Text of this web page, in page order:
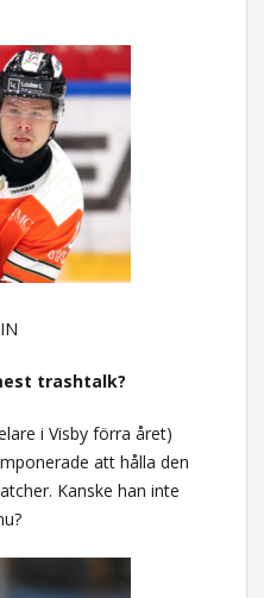
trashtalk?
i Visby förra året)
att hålla den
Kanske han inte